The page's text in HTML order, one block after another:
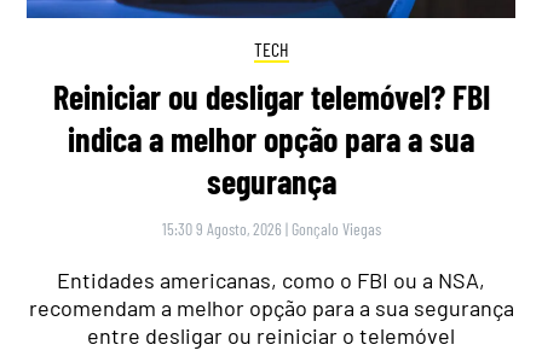
TECH
Reiniciar ou desligar telemóvel? FBI
indica a melhor opção para a sua
segurança
15:30 9 Agosto, 2026 | Gonçalo Viegas
Entidades americanas, como o FBI ou a NSA,
recomendam a melhor opção para a sua segurança
entre desligar ou reiniciar o telemóvel